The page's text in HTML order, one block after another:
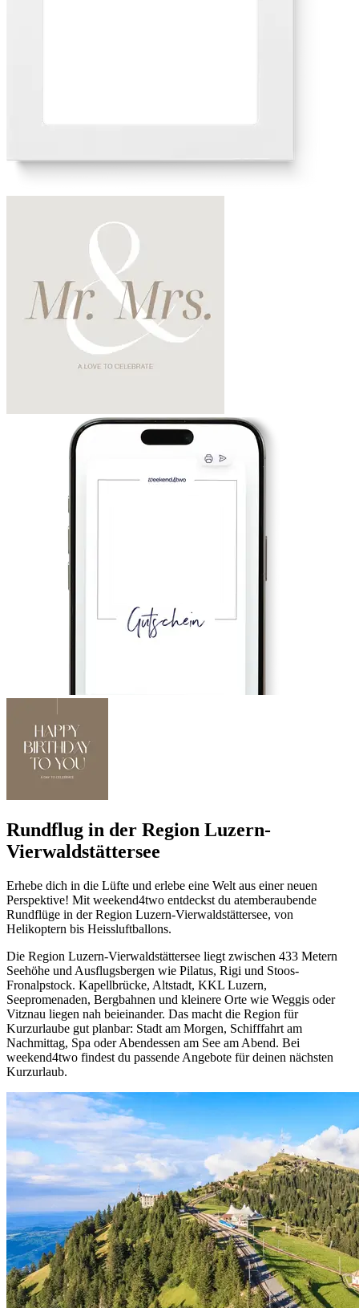
Rundflug in der Region Luzern-
Vierwaldstättersee
Erhebe dich in die Lüfte und erlebe eine Welt aus einer neuen
Perspektive! Mit weekend4two entdeckst du atemberaubende
Rundflüge in der Region Luzern-Vierwaldstättersee, von
Helikoptern bis Heissluftballons.
Die Region Luzern-Vierwaldstättersee liegt zwischen 433 Metern
Seehöhe und Ausflugsbergen wie Pilatus, Rigi und Stoos-
Fronalpstock. Kapellbrücke, Altstadt, KKL Luzern,
Seepromenaden, Bergbahnen und kleinere Orte wie Weggis oder
Vitznau liegen nah beieinander. Das macht die Region für
Kurzurlaube gut planbar: Stadt am Morgen, Schifffahrt am
Nachmittag, Spa oder Abendessen am See am Abend. Bei
weekend4two findest du passende Angebote für deinen nächsten
Kurzurlaub.